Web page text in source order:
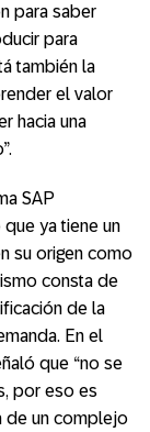
para saber
para
también la
el valor
hacia una
SAP
ya tiene un
su origen como
consta de
de la
En el
que “no se
por eso es
de un complejo